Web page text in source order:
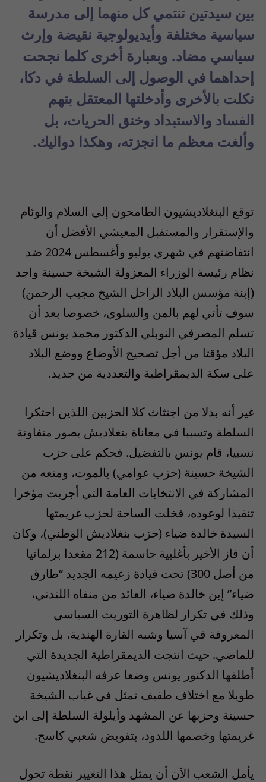
بين سيدتين تنتمي كل منهما إلى مدرسة
سياسية مختلفة وأيديولوجية نقيضة وإرث
سياسي مضاد. وبعبارة أخرى كلما نجحت
إحداهما في الوصول إلى السلطة في دكا،
نكلت بالأخرى وأدخلتها المعتقل بتهم
الفساد والاستبداد وخنق الحريات، بل
وألغت معظم ما انجزته، وهكذا دواليك.
توقع البنغلاديشيون الطامحون إلى السلام والوئام
والإستقرار والمستقبل المعيشي الأفضل أن
انتفاضتهم في شهري يوليو وأغسطس 2024 ضد
نظام رئيسة الوزراء المعزولة الشيخة حسينة واجد
(إبنة مؤسس البلاد الراحل الشيخ مجيب الرحمن)
سوف تأتي لهم بالمن والسلوى، خصوصا بعد أن
تسلم المصرفي النوبلي الدكتور محمد يونس قيادة
البلاد مؤقتا من أجل تصحيح الأوضاع ووضع البلاد
على سكة الديمقراطية والتعددية من جديد.
غير أنه بدلا من اجتثاث كلا الحزبين اللذين احتكرا
السلطة وتسببا في معاناة بنغلاديش بصور متفاوتة
نسبيا، قام يونس بالتفضيل. فحكم على حزب
الشيخة حسينة (حزب عوامي) بالموت، ومنعه من
المشاركة في الانتخابات العامة التي أجريت مؤخرا
تنفيذا لوعوده، فخلت الساحة لحزب غريمتها
السيدة خالدة ضياء (حزب بنغلاديش الوطني)، وكان
أن فاز الأخير بأغلبية حاسمة (212 مقعدا برلمانيا
من أصل 300) تحت قيادة زعيمه الجديد “طارق
ضياء” إبن خالدة ضياء، العائد من منفاه اللندني،
وذلك في تكرار لظاهرة التوريث السياسي
المعروفة في آسيا وشبه القارة الهندية، بل وتكرار
للماضي. حيث انتجت الديمقراطية الجديدة التي
أطلقها الدكنور يونس وضعا عرفه البنغلاديشيون
طويلا مع اختلاف طفيف تمثل في غياب الشيخة
حسينة وحزبها عن المشهد وأيلولة السلطة إلى ابن
غريمتها وخصمها اللدود، بتفويض شعبي كاسح.
يأمل الشعب الآن أن يمثل هذا التغيير نقطة تحول